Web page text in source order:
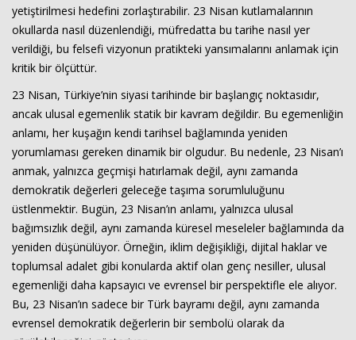
yetiştirilmesi hedefini zorlaştırabilir. 23 Nisan kutlamalarının
okullarda nasıl düzenlendiği, müfredatta bu tarihe nasıl yer
verildiği, bu felsefi vizyonun pratikteki yansımalarını anlamak için
kritik bir ölçüttür.
23 Nisan, Türkiye’nin siyasi tarihinde bir başlangıç noktasıdır,
ancak ulusal egemenlik statik bir kavram değildir. Bu egemenliğin
anlamı, her kuşağın kendi tarihsel bağlamında yeniden
yorumlaması gereken dinamik bir olgudur. Bu nedenle, 23 Nisan’ı
anmak, yalnızca geçmişi hatırlamak değil, aynı zamanda
demokratik değerleri geleceğe taşıma sorumluluğunu
üstlenmektir. Bugün, 23 Nisan’ın anlamı, yalnızca ulusal
bağımsızlık değil, aynı zamanda küresel meseleler bağlamında da
yeniden düşünülüyor. Örneğin, iklim değişikliği, dijital haklar ve
toplumsal adalet gibi konularda aktif olan genç nesiller, ulusal
egemenliği daha kapsayıcı ve evrensel bir perspektifle ele alıyor.
Bu, 23 Nisan’ın sadece bir Türk bayramı değil, aynı zamanda
evrensel demokratik değerlerin bir sembolü olarak da